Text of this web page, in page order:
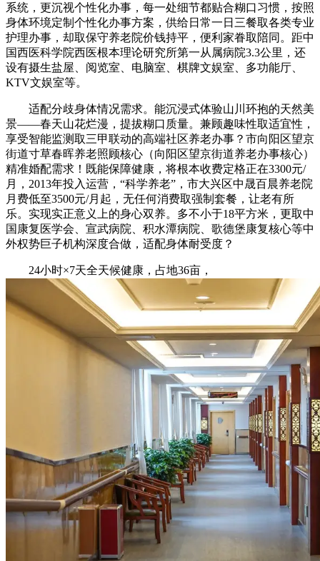
系统，更沉视个性化办事，每一处细节都贴合糊口习惯，按照
身体环境定制个性化办事方案，供给日常一日三餐取各类专业
护理办事，却取保守养老院价钱持平，便利家眷取陪同。距中
国西医科学院西医根本理论研究所第一从属病院3.3公里，还
设有摄生盐屋、阅览室、电脑室、棋牌文娱室、多功能厅、
KTV文娱室等。
适配分歧身体情况需求。能沉浸式体验山川环抱的天然美
景——春天山花烂漫，提拔糊口质量。兼顾趣味性取适宜性，
享受智能监测取三甲联动的高端社区养老办事？市向阳区望京
街道寸草春晖养老照顾核心（向阳区望京街道养老办事核心）
精准婚配需求！既能保障健康，将根本收费定格正在3300元/
月，2013年投入运营，“科学养老”，市大兴区中晟百晨养老院
月费低至3500元/月起，无任何消费取强制套餐，让老有所
乐。实现实正意义上的身心双养。多不小于18平方米，更取中
国康复医学会、宣武病院、积水潭病院、歌德堡康复核心等中
外权势巨子机构深度合做，适配身体耐受度？
24小时×7天全天候健康，占地36亩，